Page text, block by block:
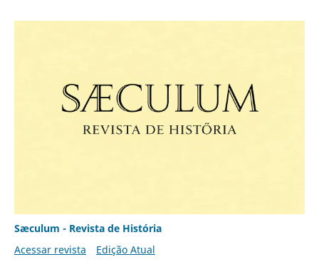
Sæculum - Revista de História
Acessar revista
Edição Atual